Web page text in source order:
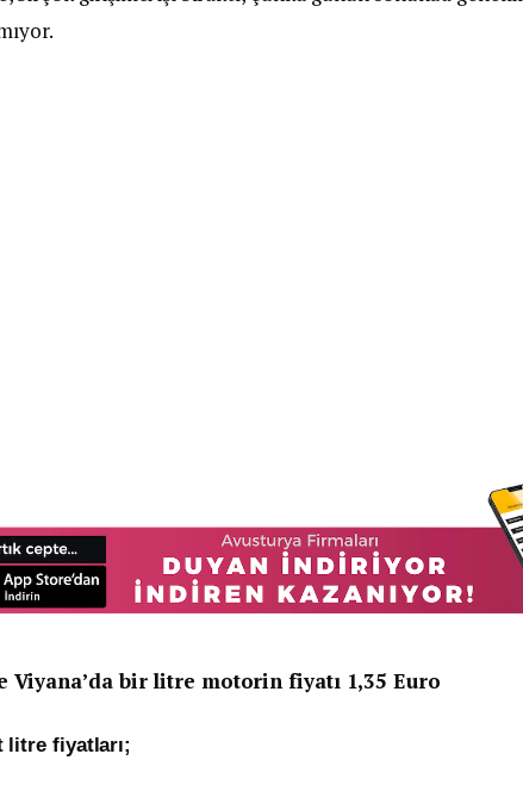
Viyana’da bir litre motorin fiyatı 1,35 Euro
litre fiyatları;